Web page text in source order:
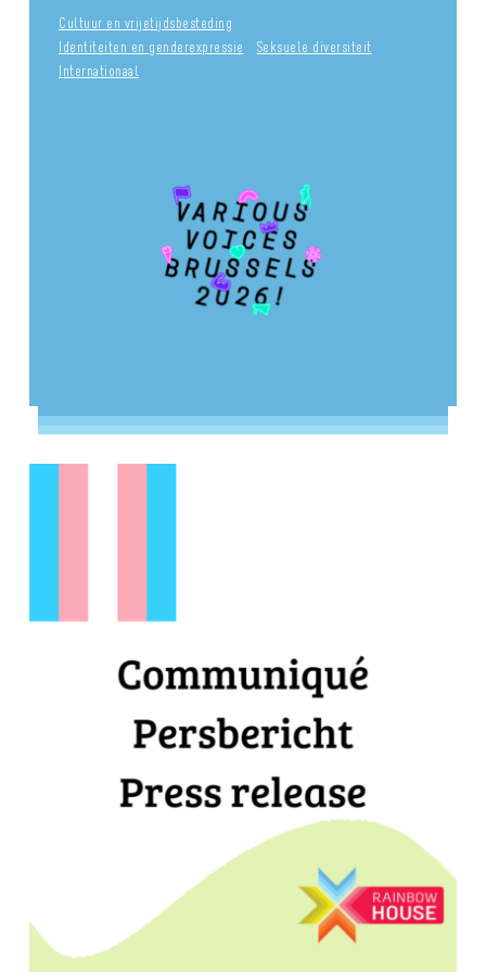
Cultuur en vrijetijdsbesteding
Identiteiten en genderexpressie
Seksuele diversiteit
Internationaal